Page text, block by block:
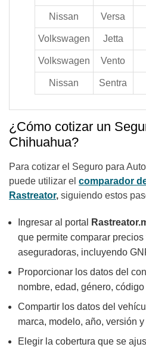
Nissan Versa
Volkswagen Jetta
Volkswagen Vento
Nissan Sentra
¿Cómo cotizar un
Chihuahua?
Para cotizar el Seguro para
puede utilizar el comparador
Rastreator, siguiendo estos
Ingresar al portal
que permite comparar
aseguradoras, incluyendo
Proporcionar los datos del
nombre, edad, género,
Compartir los datos del
marca, modelo, año, versión y
Elegir la cobertura que se